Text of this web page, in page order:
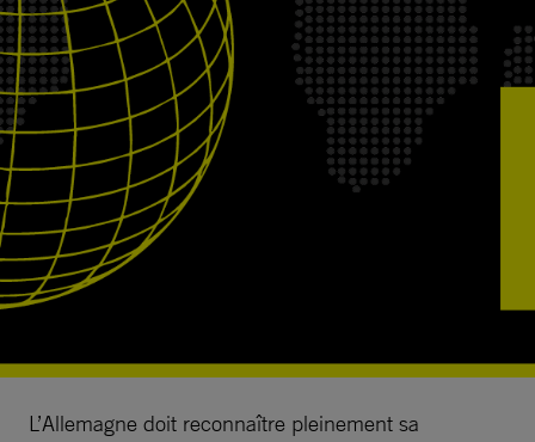
L’Allemagne doit reconnaître pleinement sa